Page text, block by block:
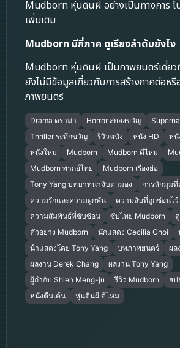
Mudborn หุ่นดินผี อย่างเป็นทางการ โ
เพิ่มเติม
Mudborn มีกี่ภาค ดูเรียงลำดับยังไง
Mudborn หุ่นดินผี เป็นภาพยนตร์เดี่ยว
ยังไม่มีข้อมูลเกี่ยวกับการสร้างภาคต่อหรื
ภาพยนตร์
Drama ดราม่า Horror สยองขวัญ
Thriller ระทึกขวัญ
รีวิวหนัง หนัง HD หนั
หนังใหม่
Mudborn Mudborn ดีไหม
Mudborn พากย์ไทย
Mudborn เรื่องย่อ
Tony Yang บทบาทน่าจับตามอง
การหักมุมที่
ความรักและความผูกพัน
ความลับที่ถูกซ่อนไว้
ความสัมพันธ์ที่ซับซ้อน
ซับไทย Mudborn
ตัวอย่าง Mudborn
นักแสดง Cecilia Choi
นำแสดงโดย Tony Yang
บทภาพยนตร์
ผล
ผลงาน Derek Chang
ผลงาน Tony Yang
ผู้กำกับ Shieh Meng-ju
รีวิว Mudborn
สป
หนังตื่นเต้น
หุ่นดินผี ดีไหม